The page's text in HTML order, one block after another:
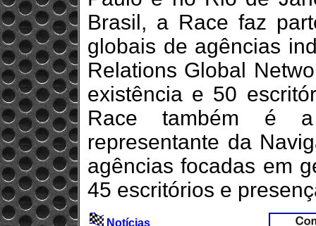
Brasil, a Race faz
globais de agências
Relations Global
existência e 50
Race também é
representante da
agências focadas em
45 escritórios e
Notícias